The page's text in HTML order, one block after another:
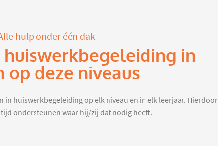
hulp onder één dak
in
op deze niveaus
in huiswerkbegeleiding op elk niveau en in elk leerjaar. Hierdoor
ondersteunen waar hij/zij dat nodig heeft.